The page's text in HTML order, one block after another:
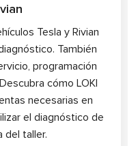
Tesla y Rivian
También
programación
cómo LOKI
necesarias en
el diagnóstico de
del taller.